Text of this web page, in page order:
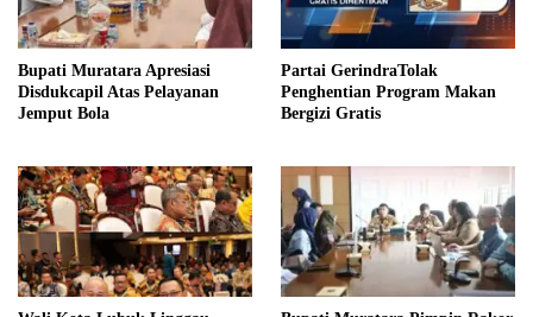
Bupati Muratara Apresiasi
Disdukcapil Atas Pelayanan
Jemput Bola
Partai GerindraTolak
Penghentian Program Makan
Bergizi Gratis